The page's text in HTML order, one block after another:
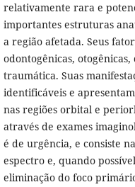
relativamente rara e
importantes estruturas
a região afetada. Seus
odontogênicas,
traumática. Suas
identificáveis e
nas regiões orbital e
através de exames
é de urgência, e consiste
espectro e, quando
eliminação do foco